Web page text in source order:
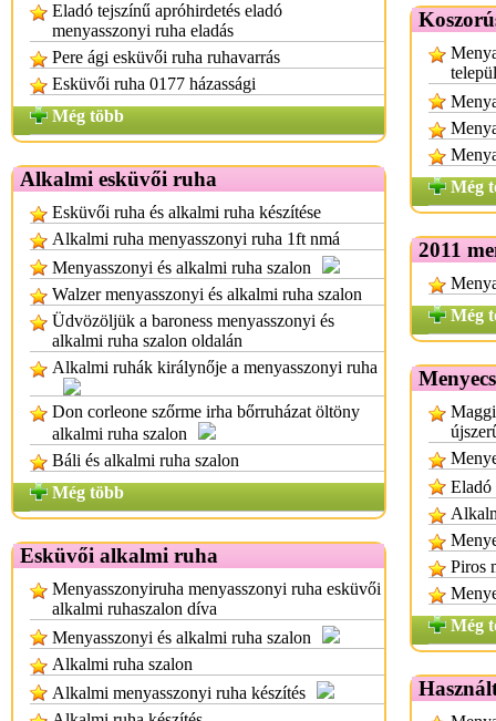
Eladó tejszínű apróhirdetés eladó
menyasszonyi ruha eladás
Pere ági esküvői ruha ruhavarrás
Esküvői ruha 0177 házassági
Még több
Alkalmi esküvői ruha
Esküvői ruha és alkalmi ruha készítése
Alkalmi ruha menyasszonyi ruha 1ft nmá
Menyasszonyi és alkalmi ruha szalon
Walzer menyasszonyi és alkalmi ruha szalon
Üdvözöljük a baroness menyasszonyi és
alkalmi ruha szalon oldalán
Alkalmi ruhák királynője a menyasszonyi ruha
Don corleone szőrme irha bőrruházat öltöny
alkalmi ruha szalon
Báli és alkalmi ruha szalon
Még több
Esküvői alkalmi ruha
Menyasszonyiruha menyasszonyi ruha esküvői
alkalmi ruhaszalon díva
Menyasszonyi és alkalmi ruha szalon
Alkalmi ruha szalon
Alkalmi menyasszonyi ruha készítés
Még
2011
Még
Eladó
Piros
Még